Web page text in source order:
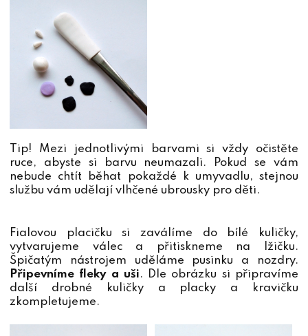
Tip! Mezi jednotlivými barvami si vždy očistěte
ruce, abyste si barvu neumazali. Pokud se vám
nebude chtít běhat pokaždé k umyvadlu, stejnou
službu vám udělají vlhčené ubrousky pro děti.
Fialovou placičku si zaválíme do bílé kuličky,
vytvarujeme válec a přitiskneme na lžičku.
Špičatým nástrojem uděláme pusinku a nozdry.
Připevníme fleky a uši. Dle obrázku si připravíme
další drobné kuličky a placky a kravičku
zkompletujeme.